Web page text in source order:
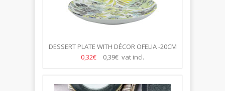
DESSERT PLATE WITH DÉCOR OFELIA -20CM
0,32€
0,39€ vat incl.